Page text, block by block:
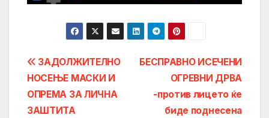
Post
navigation
БЕСПРАВНО ИСЕЧЕНИ
ОГРЕВНИ ДРВА
-против лицето ќе
биде поднесена
ЗАДОЛЖИТЕЛНО
НОСЕЊЕ МАСКИ И
ОПРЕМА ЗА ЛИЧНА
ЗАШТИТА